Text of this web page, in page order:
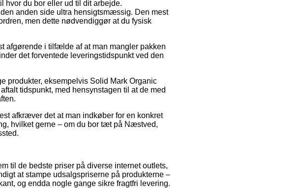
hvor du bor eller ud til dit arbejde.
anden side ultra hensigtsmæssig. Den mest
men dette nødvendiggør at du fysisk
afgørende i tilfælde af at man mangler pakken
det forventede leveringstidspunkt ved den
produkter, eksempelvis Solid Mark Organic
tidspunkt, med hensynstagen til at de med
afkræver det at man indkøber for en konkret
hvilket gerne – om du bor tæt på Næstved,
til de bedste priser på diverse internet outlets,
at stampe udsalgspriserne på produkterne –
og endda nogle gange sikre fragtfri levering.